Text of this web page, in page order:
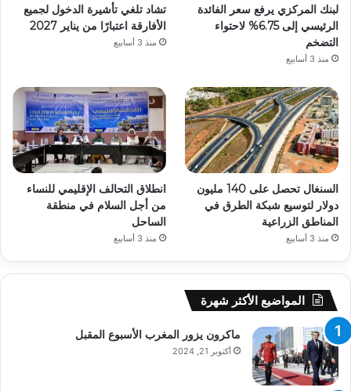
لبنك المركزي يرفع سعر الفائدة
الرئيسي إلى 6.75% لاحتواء
التضخم
منذ 3 أسابيع
تشاد تلغي تأشيرة الدخول لجميع
الأفارقة اعتبارًا من يناير 2027
منذ 3 أسابيع
السنغال تحصل على 140 مليون
دولار لتوسيع شبكة الطرق في
المناطق الزراعية
منذ 3 أسابيع
انطلاق التحالف الإقليمي للنساء
من أجل السلام في منطقة
الساحل
منذ 3 أسابيع
المواضيع الأكثر شهرة
ماكرون يزور المغرب الأسبوع المقبل
أكتوبر 21, 2024